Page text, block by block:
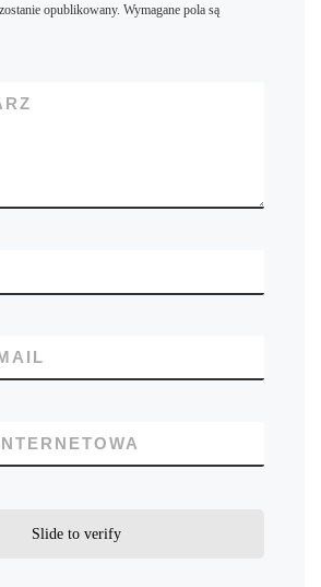
opublikowany. Wymagane pola są
Slide to verify